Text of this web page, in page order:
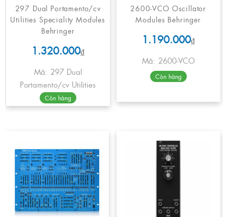
297 Dual Portamento/cv
Utilities Speciality Modules
Behringer
1.320.000₫
Mã: 297 Dual
Portamento/cv Utilities
Còn hàng
2600-VCO Oscillator
Modules Behringer
1.190.000₫
Mã: 2600-VCO
Còn hàng